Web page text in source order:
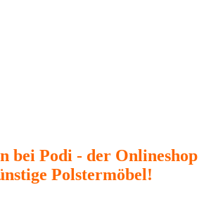
bei Podi - der Onlineshop
Polstermöbel!